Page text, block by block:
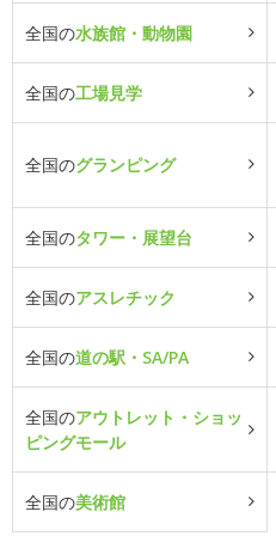
全国の水族館・動物園
全国の工場見学
全国のグランピング
全国のタワー・展望台
全国のアスレチック
全国の道の駅・SA/PA
全国のアウトレット・ショッ
ピングモール
全国の美術館